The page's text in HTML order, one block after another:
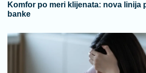
Komfor po meri klijenata: nova linija
banke